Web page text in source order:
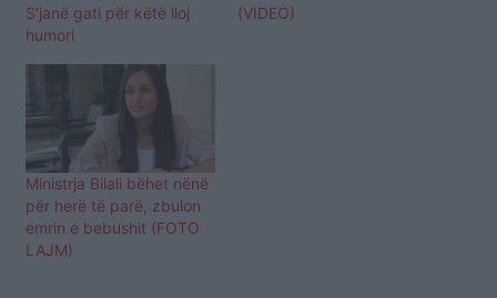
S’janë gati për këtë lloj
humori
(VIDEO)
Ministrja Bilali bëhet nënë
për herë të parë, zbulon
emrin e bebushit (FOTO
LAJM)